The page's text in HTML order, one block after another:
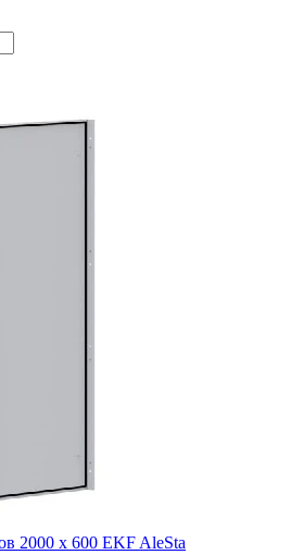
2000 x 600 EKF AleSta